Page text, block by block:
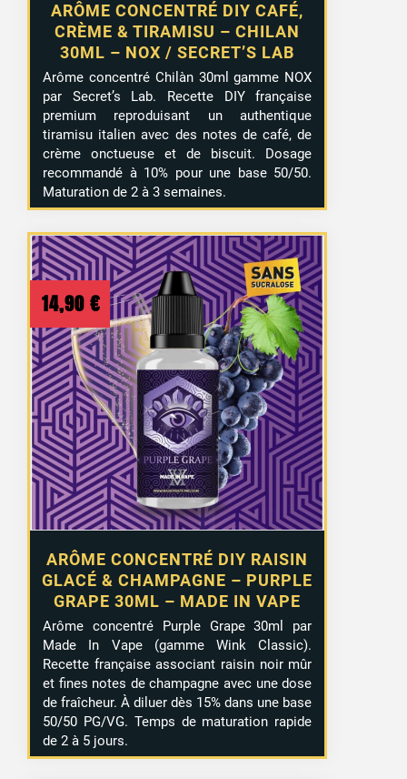
ARÔME CONCENTRÉ DIY CAFÉ,
CRÈME & TIRAMISU – CHILAN
30ML – NOX / SECRET’S LAB
Arôme concentré Chilàn 30ml gamme NOX
par Secret’s Lab. Recette DIY française
premium reproduisant un authentique
tiramisu italien avec des notes de café, de
crème onctueuse et de biscuit. Dosage
recommandé à 10% pour une base 50/50.
Maturation de 2 à 3 semaines.
ARÔME CONCENTRÉ DIY RAISIN
GLACÉ & CHAMPAGNE – PURPLE
GRAPE 30ML – MADE IN VAPE
14,90 €
Arôme concentré Purple Grape 30ml par
Made In Vape (gamme Wink Classic).
Recette française associant raisin noir mûr
et fines notes de champagne avec une dose
de fraîcheur. À diluer dès 15% dans une base
50/50 PG/VG. Temps de maturation rapide
de 2 à 5 jours.